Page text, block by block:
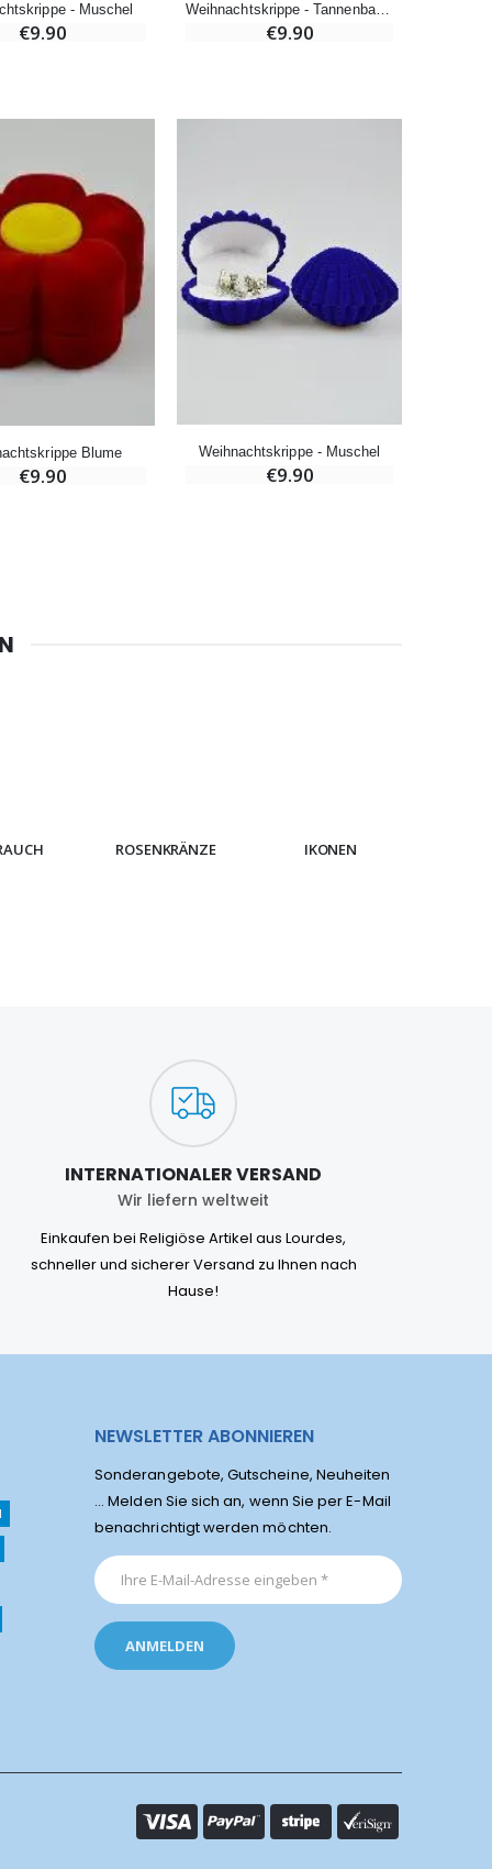
-25%
Heiliges Salböl
€9.90
- Muschel
€9.90
Weihnachtskrippe - Tannenbaum
€9.90
Blume
€9.90
Weihnachtskrippe - Muschel
€9.90
ROSENKRÄNZE IKONEN
INTERNATIONALER VERSAND
Wir liefern weltweit
Einkaufen bei Religiöse Artikel aus Lourdes,
schneller und sicherer Versand zu Ihnen nach
Hause!
NEWSLETTER ABONNIEREN
Sonderangebote, Gutscheine, Neuheiten
... Melden Sie sich an, wenn Sie per E-Mail
benachrichtigt werden möchten.